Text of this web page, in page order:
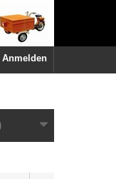
Anmelden